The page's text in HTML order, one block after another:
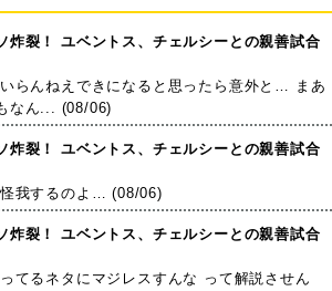
炸裂！ ユベントス、チェルシーとの親善試合
らんねえできになると思ったら意外と… まあ
なん... (08/06)
炸裂！ ユベントス、チェルシーとの親善試合
我するのよ… (08/06)
炸裂！ ユベントス、チェルシーとの親善試合
てるネタにマジレスすんな って解説させん